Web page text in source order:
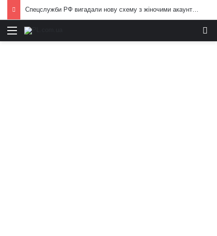
Спецслужби РФ вигадали нову схему з жіночими акаунтами в Україні: як виманюють військових
Меню